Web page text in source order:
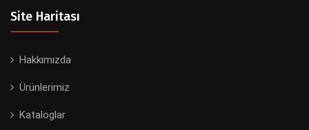
Site Haritası
Hakkımızda
Ürünlerimiz
Kataloglar